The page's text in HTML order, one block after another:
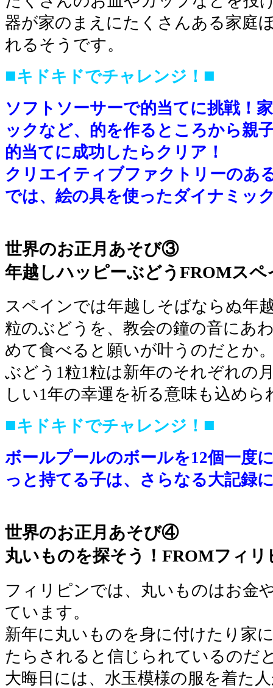
器が家のまえにたくさんある家庭
れるそうです。
■キドキドでチャレンジ！ ■
ソフトソーサーで的当てに挑戦！
ックなど、的を作るところから親
的当てに成功したらクリア！
クリエイティブファクトリーのあ
では、絵の具を使ったダイナミッ
世界のお正月あそび③
年越しハッピーぶどうFROMスペ
スペインでは年越しそばならぬ年
粒のぶどうを、教会の鐘の音にあ
めて食べると願いが叶うのだとか
ぶどう1粒1粒は新年のそれぞれの
しい1年の幸運を祈る意味も込め
■キドキドでチャレンジ！ ■
ボールプールのボールを12個一度
っと持てる子は、さらなる大記録
世界のお正月あそび④
丸いものを探そう！FROMフィリ
フィリピンでは、丸いものはお金
ています。
新年に丸いものを身に付けたり家
たらされると信じられているのだ
大晦日には、水玉模様の服を着た